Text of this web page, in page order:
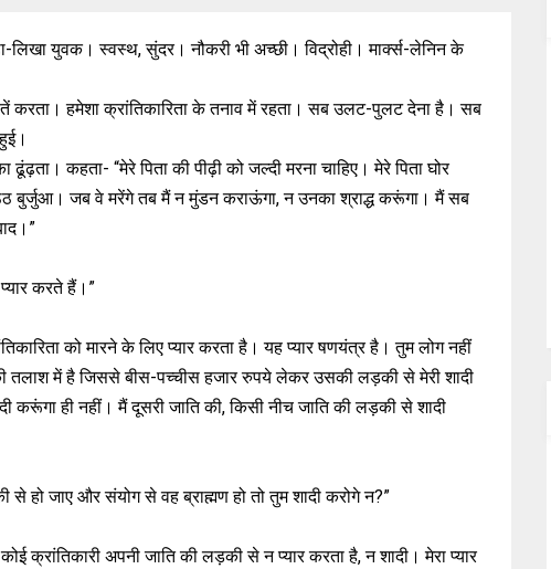
लिखा युवक। स्वस्थ, सुंदर। नौकरी भी अच्छी। विद्रोही। मार्क्स-लेनिन के
करता। हमेशा क्रांतिकारिता के तनाव में रहता। सब उलट-पुलट देना है। सब
कहता- “मेरे पिता की पीढ़ी को जल्दी मरना चाहिए। मेरे पिता घोर
ठेठ बुर्जुआ। जब वे मरेंगे तब मैं न मुंडन कराऊंगा, न उनका श्राद्ध करूंगा। मैं सब
करते हैं।”
को मारने के लिए प्यार करता है। यह प्यार षणयंत्र है। तुम लोग नहीं
तलाश में है जिससे बीस-पच्चीस हजार रुपये लेकर उसकी लड़की से मेरी शादी
करूंगा ही नहीं। मैं दूसरी जाति की, किसी नीच जाति की लड़की से शादी
से हो जाए और संयोग से वह ब्राह्मण हो तो तुम शादी करोगे न?”
क्रांतिकारी अपनी जाति की लड़की से न प्यार करता है, न शादी। मेरा प्यार